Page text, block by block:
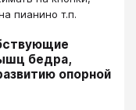
пианино т.п.
бедра,
опорной